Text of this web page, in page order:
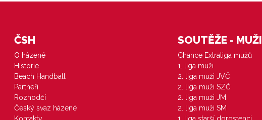
ČSH
O házené
Historie
Beach Handball
Partneři
Rozhodčí
Český svaz házené
SOUTĚŽE - MUŽI
Chance Extraliga mužů
1. liga muži
2. liga muži JVČ
2. liga muži SZČ
2. liga muži JM
2. liga muži SM